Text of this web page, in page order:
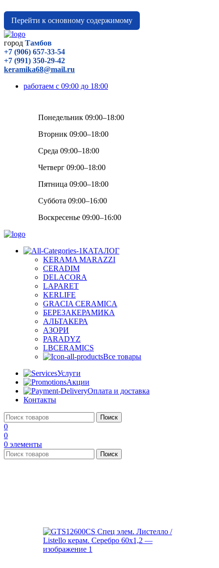
Перейти к основному содержимому
город Тамбов
+7 (906) 657-33-54
+7 (991) 350-29-42
keramika68@mail.ru
работаем с 09:00 до 18:00
Понедельник 09:00–18:00
Вторник 09:00–18:00
Среда 09:00–18:00
Четверг 09:00–18:00
Пятница 09:00–18:00
Суббота 09:00–16:00
Воскресенье 09:00–16:00
КАТАЛОГ
KERAMA MARAZZI
CERADIM
DELACORA
LAPARET
KERLIFE
GRACIA CERAMICA
БЕРЕЗАКЕРАМИКА
АЛЬТАКЕРА
АЗОРИ
PARADYZ
LBCERAMICS
Все товары
Услуги
Акции
Оплата и доставка
Контакты
Поиск
0
0
0 элементы
Поиск